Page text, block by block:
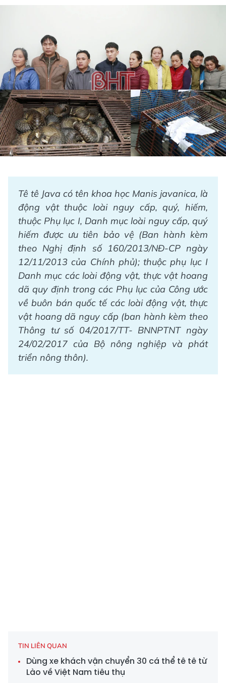
Tê tê Java có tên khoa học Manis javanica, là
động vật thuộc loài nguy cấp, quý, hiếm,
thuộc Phụ lục I, Danh mục loài nguy cấp, quý
hiếm được ưu tiên bảo vệ (Ban hành kèm
theo Nghị định số 160/2013/NĐ-CP ngày
12/11/2013 của Chính phủ); thuộc phụ lục I
Danh mục các loài động vật, thực vật hoang
dã quy định trong các Phụ lục của Công ước
về buôn bán quốc tế các loài động vật, thực
vật hoang dã nguy cấp (ban hành kèm theo
Thông tư số 04/2017/TT- BNNPTNT ngày
24/02/2017 của Bộ nông nghiệp và phát
triển nông thôn).
TIN LIÊN QUAN
Dùng xe khách vận chuyển 30 cá thể tê tê từ
Lào về Việt Nam tiêu thụ